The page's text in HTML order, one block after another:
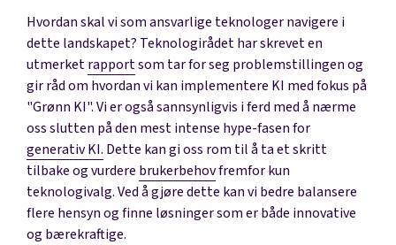
Hvordan skal vi som ansvarlige teknologer navigere i
dette landskapet? Teknologirådet har skrevet en
utmerketrapportsom tar for seg problemstillingen og
gir råd om hvordan vi kan implementere KI med fokus på
"Grønn KI". Vi er også sannsynligvis i ferd med å nærme
oss slutten på den mest intense hype-fasenfor
generativ KI. Dette kan gi oss rom til å ta et skritt
tilbake og vurdere brukerbehovfremfor kun
teknologivalg. Ved å gjøre dette kan vi bedre balansere
flere hensyn og finne løsninger som er både innovative
og bærekraftige.